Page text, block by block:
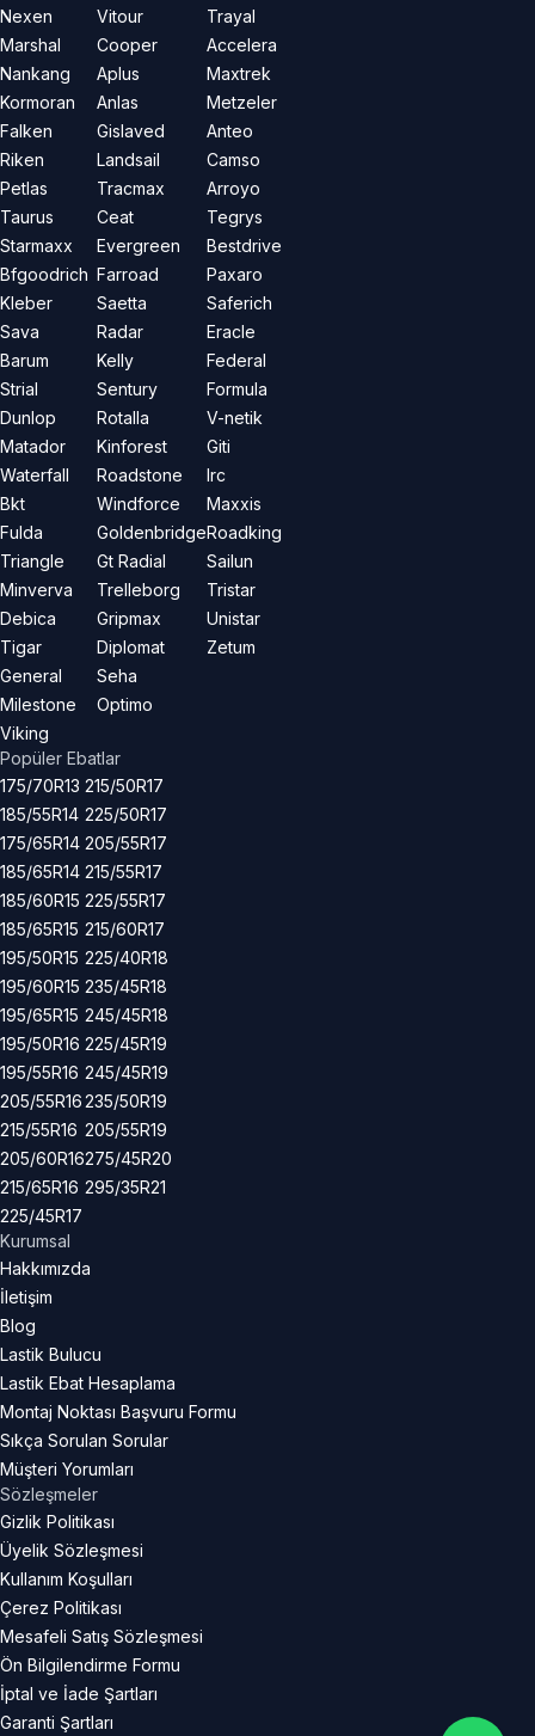
Nexen
Marshal
Nankang
Kormoran
Falken
Riken
Petlas
Taurus
Starmaxx
Bfgoodrich
Kleber
Sava
Barum
Strial
Dunlop
Matador
Waterfall
Bkt
Fulda
Triangle
Minverva
Debica
Tigar
General
Milestone
Viking
Vitour
Cooper
Aplus
Anlas
Gislaved
Landsail
Tracmax
Ceat
Evergreen
Farroad
Saetta
Radar
Kelly
Sentury
Rotalla
Kinforest
Roadstone
Windforce
Goldenbridge
Gt Radial
Trelleborg
Gripmax
Diplomat
Seha
Optimo
Trayal
Accelera
Maxtrek
Metzeler
Anteo
Camso
Arroyo
Tegrys
Bestdrive
Paxaro
Saferich
Eracle
Federal
Formula
V-netik
Giti
Irc
Maxxis
Roadking
Sailun
Tristar
Unistar
Zetum
Popüler Ebatlar
175/70R13
185/55R14
175/65R14
185/65R14
185/60R15
185/65R15
195/50R15
195/60R15
195/65R15
195/50R16
195/55R16
205/55R16
215/55R16
205/60R16
215/65R16
225/45R17
215/50R17
225/50R17
205/55R17
215/55R17
225/55R17
215/60R17
225/40R18
235/45R18
245/45R18
225/45R19
245/45R19
235/50R19
205/55R19
275/45R20
295/35R21
Kurumsal
Hakkımızda
İletişim
Blog
Lastik Bulucu
Lastik Ebat Hesaplama
Montaj Noktası Başvuru Formu
Sıkça Sorulan Sorular
Müşteri Yorumları
Sözleşmeler
Gizlik Politikası
Üyelik Sözleşmesi
Kullanım Koşulları
Çerez Politikası
Mesafeli Satış Sözleşmesi
Ön Bilgilendirme Formu
İptal ve İade Şartları
Garanti Şartları